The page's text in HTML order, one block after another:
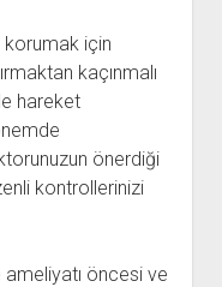
korumak için
kaçınmalı
hareket
önerdiği
kontrollerinizi
öncesi ve